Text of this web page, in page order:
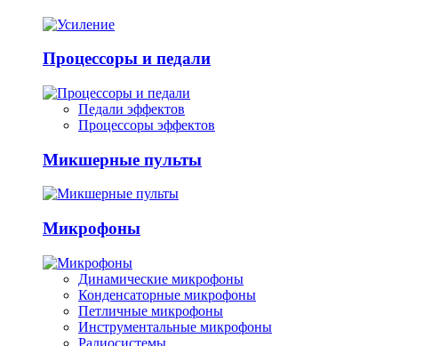
Процессоры и педали
Педали эффектов
Процессоры эффектов
Микшерные пульты
Микрофоны
Динамические микрофоны
Конденсаторные микрофоны
Петличные микрофоны
Инструментальные микрофоны
Радиосистемы